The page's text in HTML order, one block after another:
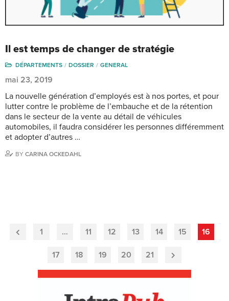
Il est temps de changer de stratégie
DÉPARTEMENTS DOSSIER GENERAL
mai 23, 2019
La nouvelle génération d’employés est à nos portes, et pour
lutter contre le problème de l’embauche et de la rétention
dans le secteur de la vente au détail de véhicules
automobiles, il faudra considérer les personnes différemment
et adopter d’autres …
BY CARINA OCKEDAHL
Previous1 … 11 12 13 14 15 16
17 18 19 20 21